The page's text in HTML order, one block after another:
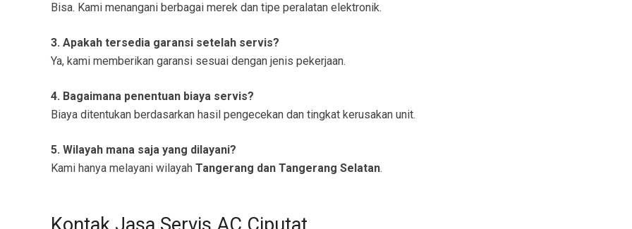
Bisa. Kami menangani berbagai merek dan tipe peralatan elektronik.
3. Apakah tersedia garansi setelah servis?
Ya, kami memberikan garansi sesuai dengan jenis pekerjaan.
4. Bagaimana penentuan biaya servis?
Biaya ditentukan berdasarkan hasil pengecekan dan tingkat kerusakan unit.
5. Wilayah mana saja yang dilayani?
Kami hanya melayani wilayah Tangerang dan Tangerang Selatan.